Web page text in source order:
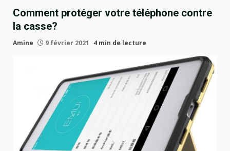
Comment protéger votre téléphone contre
la casse?
Amine 9 février 2021 4 min de lecture